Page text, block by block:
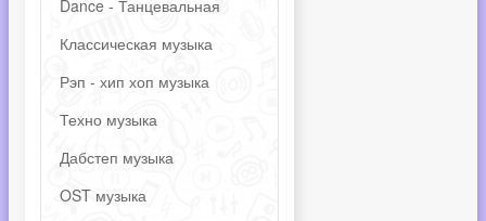
Dance - Танцевальная
Классическая музыка
Рэп - хип хоп музыка
Техно музыка
Дабстеп музыка
OST музыка